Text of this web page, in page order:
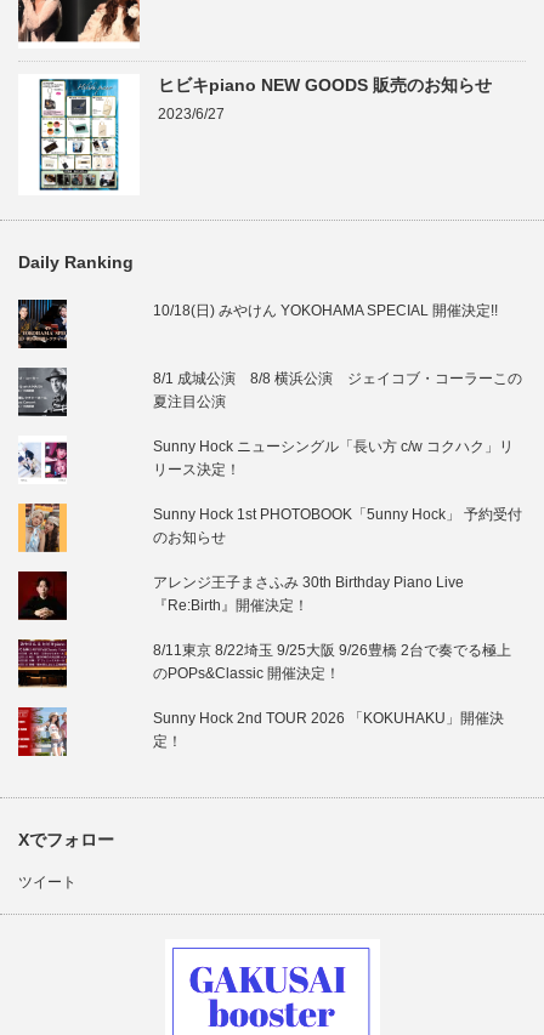
ヒビキpiano NEW GOODS 販売のお知らせ
2023/6/27
Daily Ranking
10/18(日) みやけん YOKOHAMA SPECIAL 開催決定!!
8/1 成城公演 8/8 横浜公演 ジェイコブ・コーラーこの
夏注目公演
Sunny Hock ニューシングル「長い方 c/w コクハク」リ
リース決定！
Sunny Hock 1st PHOTOBOOK「5unny Hock」 予約受付
のお知らせ
アレンジ王子まさふみ 30th Birthday Piano Live
『Re:Birth』開催決定！
8/11東京 8/22埼玉 9/25大阪 9/26豊橋 2台で奏でる極上
のPOPs&Classic 開催決定！
Sunny Hock 2nd TOUR 2026 「KOKUHAKU」開催決
定！
Xでフォロー
ツイート